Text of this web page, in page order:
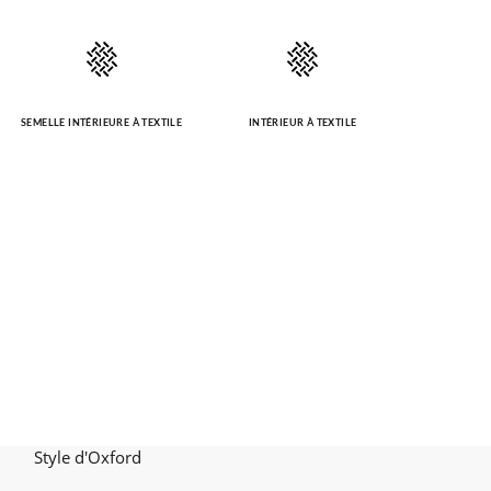
SEMELLE INTÉRIEURE À TEXTILE INTÉRIEUR À TEXTILE